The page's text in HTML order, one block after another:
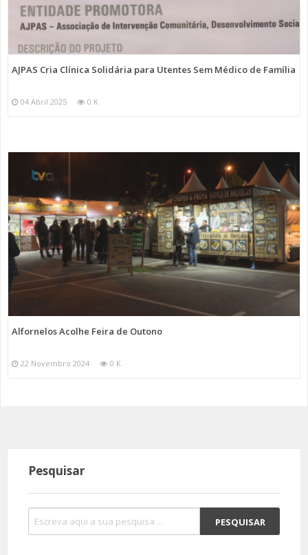
AJPAS Cria Clínica Solidária para Utentes Sem Médico de Família
04 Abril 2025 0 K
Alfornelos Acolhe Feira de Outono
22 Novembro 2024 0 K
Pesquisar